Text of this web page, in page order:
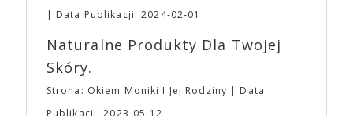
Data Publikacji: 2024-02-01
Naturalne Produkty Dla Twojej
Skóry.
Strona: Okiem Moniki I Jej Rodziny
Data